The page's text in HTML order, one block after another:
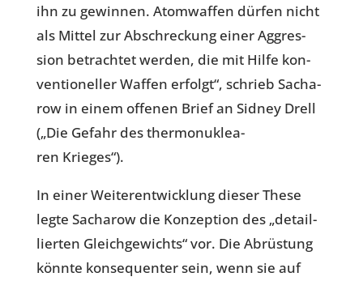
ihn zu gewin­nen. Atom­waf­fen dürfen nicht
als Mittel zur Abschre­ckung einer Aggres­
sion betrach­tet werden, die mit Hilfe kon­
ven­tio­nel­ler Waffen erfolgt“, schrieb Sach­a­
row in einem offenen Brief an Sidney Drell
(„Die Gefahr des ther­mo­nu­klea­
ren Krieges“).
In einer Wei­ter­ent­wick­lung dieser These
legte Sach­a­row die Kon­zep­tion des „detail­
lier­ten Gleich­ge­wichts“ vor. Die Abrüs­tung
könnte kon­se­quen­ter sein, wenn sie auf